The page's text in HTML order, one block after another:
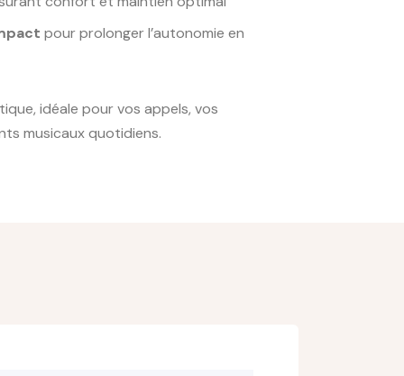
pour prolonger l’autonomie en
idéale pour vos appels, vos
musicaux quotidiens.